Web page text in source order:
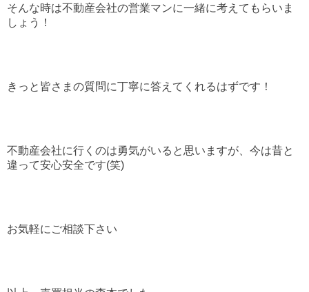
そんな時は不動産会社の営業マンに一緒に考えてもらいま
しょう！
きっと皆さまの質問に丁寧に答えてくれるはずです！
不動産会社に行くのは勇気がいると思いますが、今は昔と
違って安心安全です(笑)
お気軽にご相談下さい